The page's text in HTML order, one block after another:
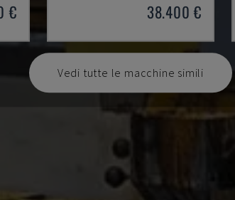
€ 38.400 €
Vedi tutte le macchine simili